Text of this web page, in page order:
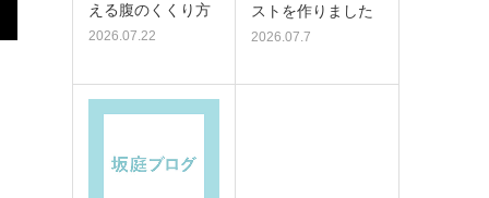
える腹のくくり方
2026.07.22
ストを作りました
2026.07.7